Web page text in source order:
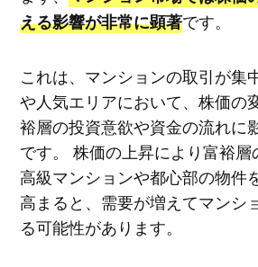
える影響が非常に顕著です。
これは、マンションの取引が集
や人気エリアにおいて、株価の
裕層の投資意欲や資金の流れに
です。 株価の上昇により富裕層
高級マンションや都心部の物件
高まると、需要が増えてマンシ
る可能性があります。